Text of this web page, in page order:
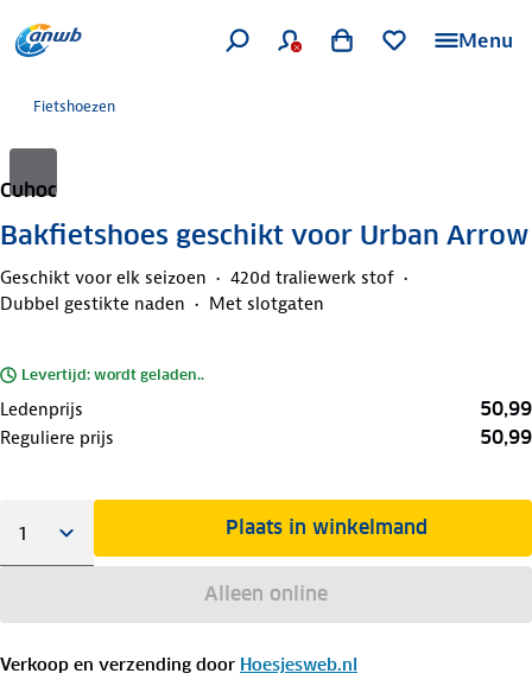
Menu
Fietshoezen
Cuhoc
Bakfietshoes geschikt voor Urban Arrow
Geschikt voor elk seizoen
420d traliewerk stof
Dubbel gestikte naden
Met slotgaten
Levertijd: wordt geladen..
Ledenprijs 50,99
Reguliere prijs 50,99
Plaats in winkelmand
Alleen online
Verkoop en verzending door Hoesjesweb.nl